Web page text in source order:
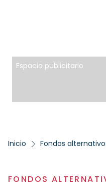
Espacio publicitario
Inicio Fondos
FONDOS